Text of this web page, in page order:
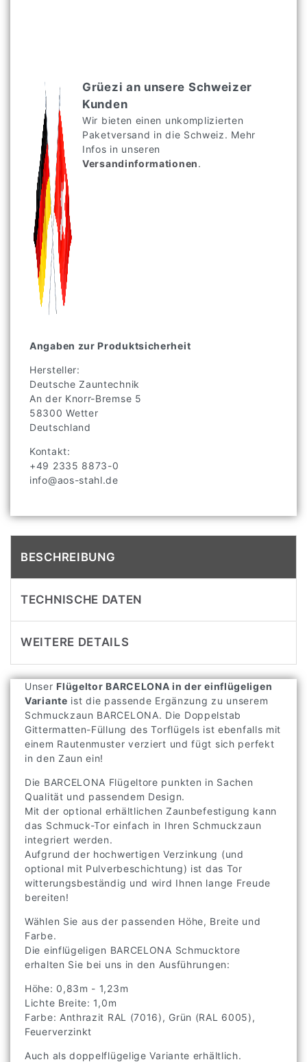
Grüezi an unsere Schweizer
Kunden
Wir bieten einen unkomplizierten
Paketversand in die Schweiz. Mehr
Infos in unseren
Versandinformationen.
Angaben zur Produktsicherheit
Hersteller:
Deutsche Zauntechnik
An der Knorr-Bremse 5
58300 Wetter
Deutschland
Kontakt:
+49 2335 8873-0
info@aos-stahl.de
BESCHREIBUNG
TECHNISCHE DATEN
WEITERE DETAILS
Unser Flügeltor BARCELONA in der einflügeligen
Variante ist die passende Ergänzung zu unserem
Schmuckzaun BARCELONA. Die Doppelstab
Gittermatten-Füllung des Torflügels ist ebenfalls mit
einem Rautenmuster verziert und fügt sich perfekt
in den Zaun ein!
Die BARCELONA Flügeltore punkten in Sachen
Qualität und passendem Design.
Mit der optional erhältlichen Zaunbefestigung kann
das Schmuck-Tor einfach in Ihren Schmuckzaun
integriert werden.
Aufgrund der hochwertigen Verzinkung (und
optional mit Pulverbeschichtung) ist das Tor
witterungsbeständig und wird Ihnen lange Freude
bereiten!
Wählen Sie aus der passenden Höhe, Breite und
Farbe.
Die einflügeligen BARCELONA Schmucktore
erhalten Sie bei uns in den Ausführungen:
Höhe: 0,83m - 1,23m
Lichte Breite: 1,0m
Farbe: Anthrazit RAL (7016), Grün (RAL 6005),
Feuerverzinkt
Auch als doppelflügelige Variante erhältlich.